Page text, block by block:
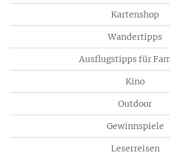
Kartenshop
Wandertipps
Ausflugstipps für
Kino
Outdoor
Gewinnspiele
Leserreisen